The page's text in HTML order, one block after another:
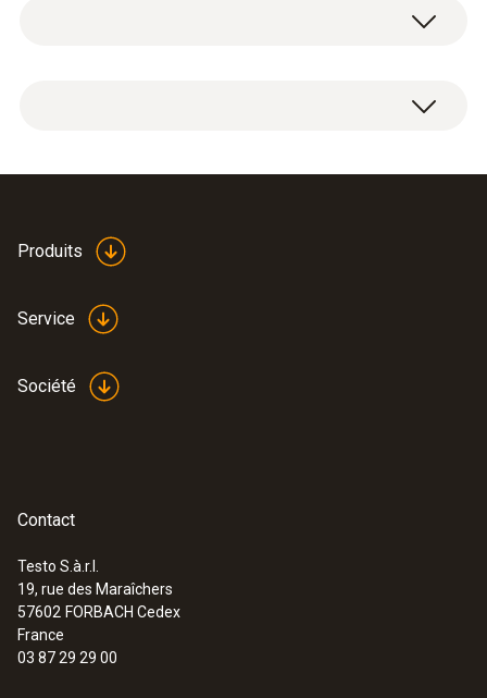
:0560 5213
(jusqu’à 2,5 hPa)
Produits
Service
Société
Contact
Testo S.à.r.l.
19, rue des Maraîchers
57602 FORBACH Cedex
France
03 87 29 29 00